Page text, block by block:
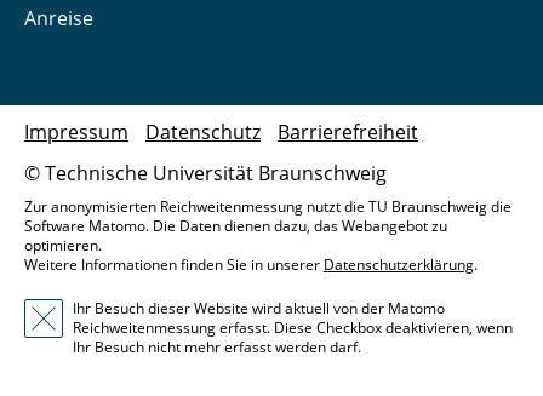
Anreise
© Technische Universität Braunschweig
Impressum Datenschutz Barrierefreiheit
Zur anonymisierten Reichweitenmessung nutzt die TU Braunschweig die
Software Matomo. Die Daten dienen dazu, das Webangebot zu
optimieren.
Weitere Informationen finden Sie in unserer Datenschutzerklärung.
Ihr Besuch dieser Website wird aktuell von der Matomo
Reichweitenmessung erfasst. Diese Checkbox deaktivieren, wenn
Ihr Besuch nicht mehr erfasst werden darf.